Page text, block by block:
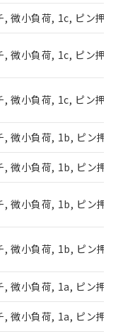
, 微小負荷, 1c, ピン押
, 微小負荷, 1c, ピン押
, 微小負荷, 1c, ピン押
, 微小負荷, 1b, ピン押
, 微小負荷, 1b, ピン押
, 微小負荷, 1b, ピン押
, 微小負荷, 1b, ピン押
, 微小負荷, 1a, ピン押
, 微小負荷, 1a, ピン押
意のうえ
標準価格(税
の中には、
商品もある
会結果は、